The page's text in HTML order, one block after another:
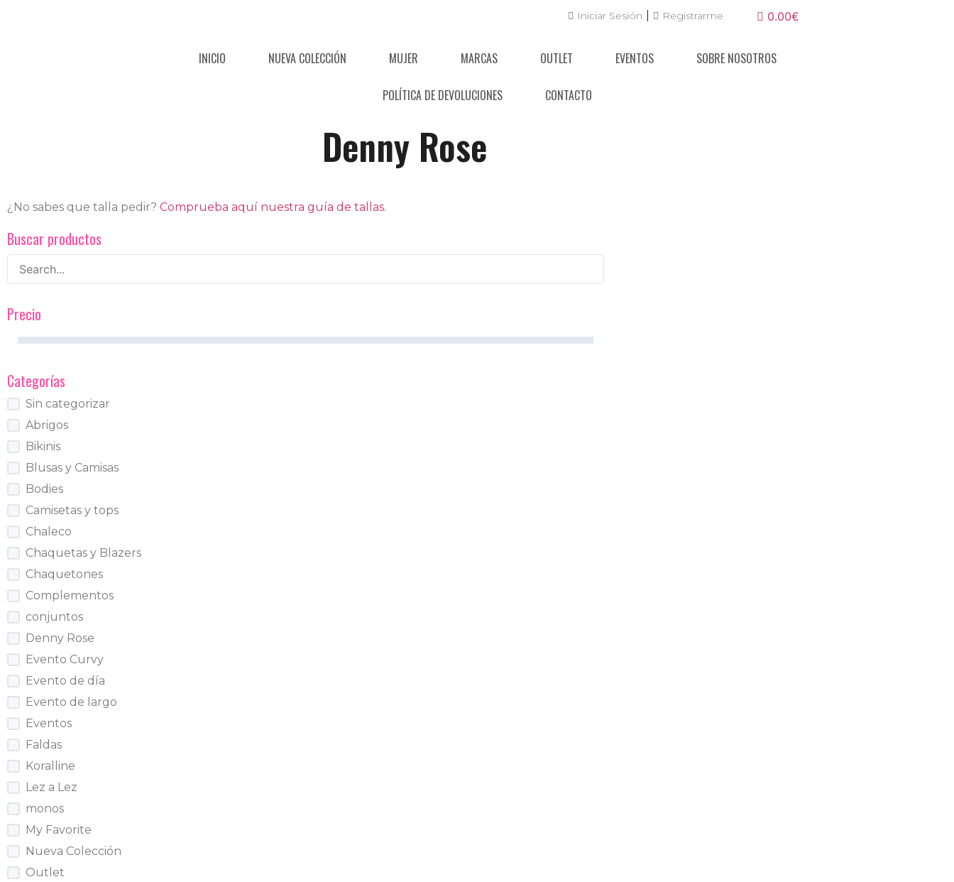
Iniciar Sesión Registrarme 0.00€
INICIO NUEVA COLECCIÓN MUJER MARCAS OUTLET EVENTOS SOBRE NOSOTROS
POLÍTICA DE DEVOLUCIONES CONTACTO
Denny Rose
¿No sabes que talla pedir? Comprueba aquí nuestra guía de tallas.
Buscar productos
Precio
Categorías
Sin categorizar
Abrigos
Bikinis
Blusas y Camisas
Bodies
Camisetas y tops
Chaleco
Chaquetas y Blazers
Chaquetones
Complementos
conjuntos
Denny Rose
Evento Curvy
Evento de día
Evento de largo
Eventos
Faldas
Koralline
Lez a Lez
monos
My Favorite
Nueva Colección
Outlet